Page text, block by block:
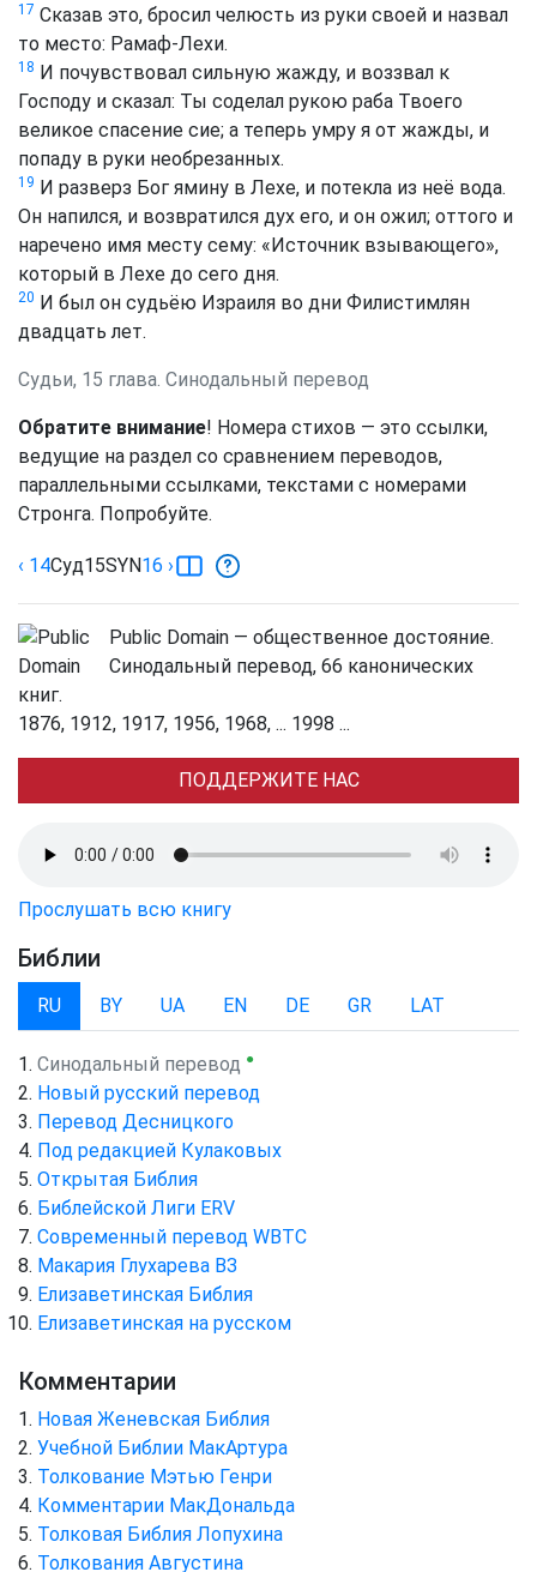
17 Сказав это, бросил челюсть из руки своей и назвал
то место: Рамаф-Лехи.
18 И почувствовал сильную жажду, и воззвал к
Господу и сказал: Ты соделал рукою раба Твоего
великое спасение сие; а теперь умру я от жажды, и
попаду в руки необрезанных.
19 И разверз Бог ямину в Лехе, и потекла из неё вода.
Он напился, и возвратился дух его, и он ожил; оттого и
наречено имя месту сему: «Источник взывающего»,
который в Лехе до сего дня.
20 И был он судьёю Израиля во дни Филистимлян
двадцать лет.
Судьи, 15 глава. Синодальный перевод
Обратите внимание! Номера стихов — это ссылки,
ведущие на раздел со сравнением переводов,
параллельными ссылками, текстами с номерами
Стронга. Попробуйте.
‹ 14Суд15SYN16 ›
Public Domain — общественное достояние.
Синодальный перевод, 66 канонических
книг.
1876, 1912, 1917, 1956, 1968, ... 1998 ...
ПОДДЕРЖИТЕ НАС
Прослушать всю книгу
Библии
RU BY UA EN DE GR LAT
Синодальный перевод ●
Новый русский перевод
Перевод Десницкого
Под редакцией Кулаковых
Открытая Библия
Библейской Лиги ERV
Cовременный перевод WBTC
Макария Глухарева ВЗ
Елизаветинская Библия
Елизаветинская на русском
Комментарии
Новая Женевская Библия
Учебной Библии МакАртура
Толкование Мэтью Генри
Комментарии МакДональда
Толковая Библия Лопухина
Толкования Августина